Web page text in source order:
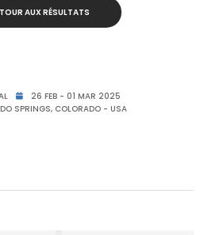
AUX RÉSULTATS
26 FEB - 01 MAR 2025
SPRINGS, COLORADO - USA